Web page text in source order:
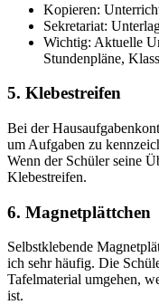
Kopieren:
Sekretariat:
Wichtig: Aktuelle
Stundenpläne,
5. Klebestreifen
Bei der
um Aufgaben zu
Wenn der Schüler seine
Klebestreifen.
6. Magnetplättchen
Selbstklebende
ich sehr häufig. Die
Tafelmaterial umgehen,
ist.